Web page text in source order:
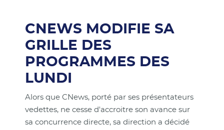
CNEWS MODIFIE SA
GRILLE DES
PROGRAMMES DES
LUNDI
Alors que CNews, porté par ses présentateurs
vedettes, ne cesse d'accroitre son avance sur
sa concurrence directe, sa direction a décidé